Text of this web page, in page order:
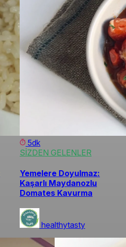
5dk
SİZDEN GELENLER
Yemelere Doyulmaz:
Kaşarlı Maydanozlu
Domates Kavurma
healthytasty